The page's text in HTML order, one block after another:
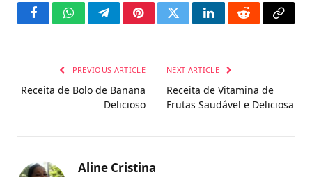
FacebookWhatsAppTelegramPinterestTwitterLinkedInRedditCopy
PREVIOUS ARTICLE
Receita de Bolo de Banana
Delicioso
NEXT ARTICLE
Receita de Vitamina de
Frutas Saudável e Deliciosa
Aline Cristina